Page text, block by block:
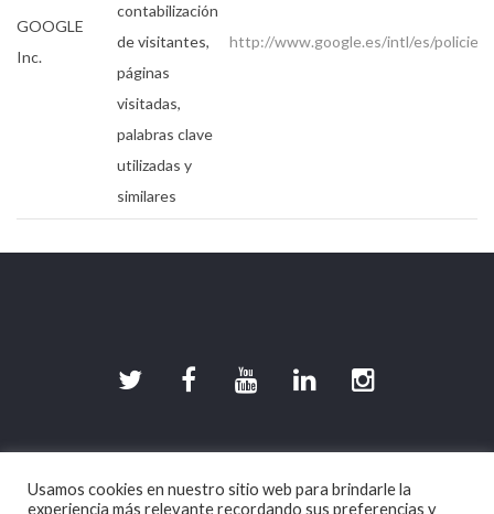
GOOGLE
Inc.
contabilización
de visitantes,
páginas
visitadas,
palabras clave
utilizadas y
similares
http://www.google.es/intl/es/policies/
Aviso legal|Política de Privacidad|Política de
Usamos cookies en nuestro sitio web para brindarle la
experiencia más relevante recordando sus preferencias y